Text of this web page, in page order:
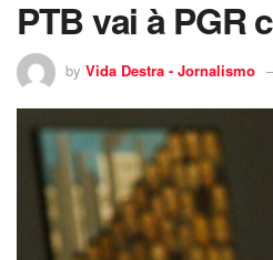
PTB vai à PGR
by Vida Destra - Jornalismo